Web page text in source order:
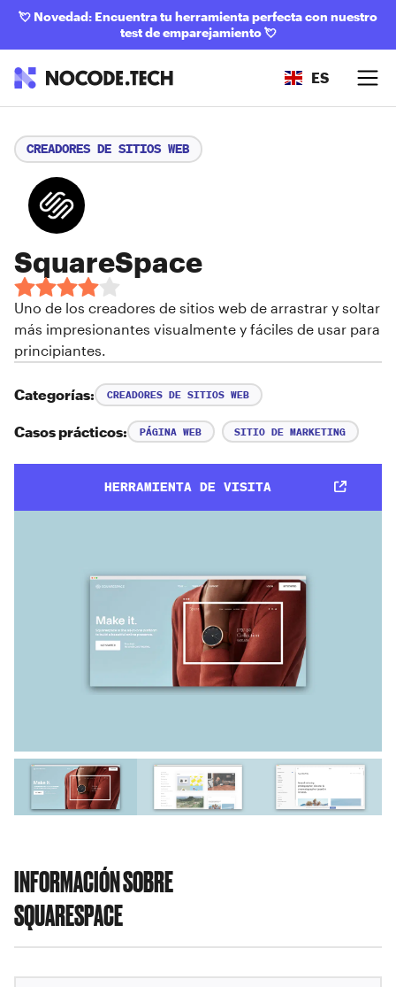
💘 Novedad: Encuentra tu herramienta perfecta con nuestro
test de emparejamiento💘
ES
CREADORES DE SITIOS WEB
SquareSpace
Uno de los creadores de sitios web de arrastrar y soltar
más impresionantes visualmente y fáciles de usar para
principiantes.
Categorías: CREADORES DE SITIOS WEB
Casos prácticos: PÁGINA WEB SITIO DE MARKETING
HERRAMIENTA DE VISITA
INFORMACIÓN SOBRE
SQUARESPACE